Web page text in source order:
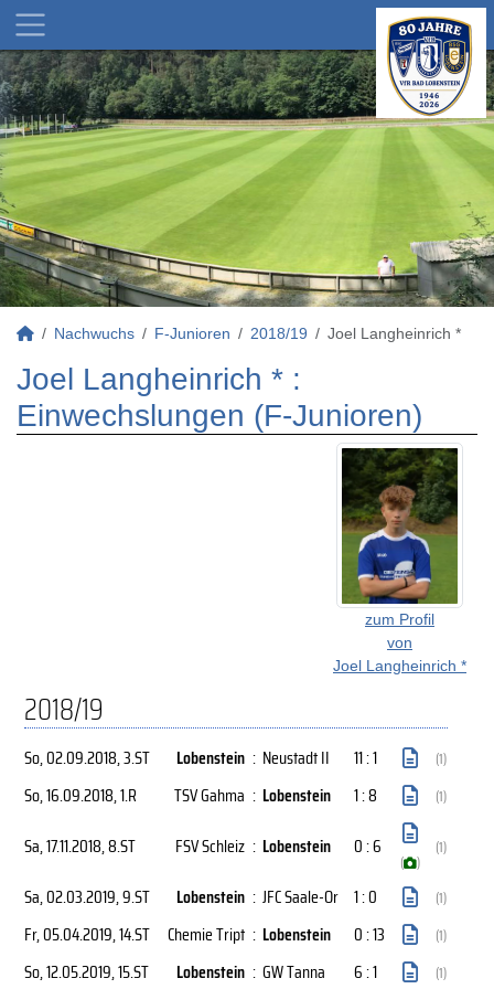
Nachwuchs F-Junioren 2018/19 Joel Langheinrich *
Joel Langheinrich * :
Einwechslungen (F-Junioren)
zum Profil
von
Joel Langheinrich *
2018/19
So, 02.09.2018, 3.ST Lobenstein : Neustadt II 11 : 1 (1)
So, 16.09.2018, 1.R TSV Gahma : Lobenstein 1 : 8 (1)
Sa, 17.11.2018, 8.ST FSV Schleiz : Lobenstein 0 : 6
( )
(1)
Sa, 02.03.2019, 9.ST Lobenstein : JFC Saale-Or 1 : 0 (1)
Fr, 05.04.2019, 14.ST Chemie Tript : Lobenstein 0 : 13 (1)
So, 12.05.2019, 15.ST Lobenstein : GW Tanna 6 : 1 (1)